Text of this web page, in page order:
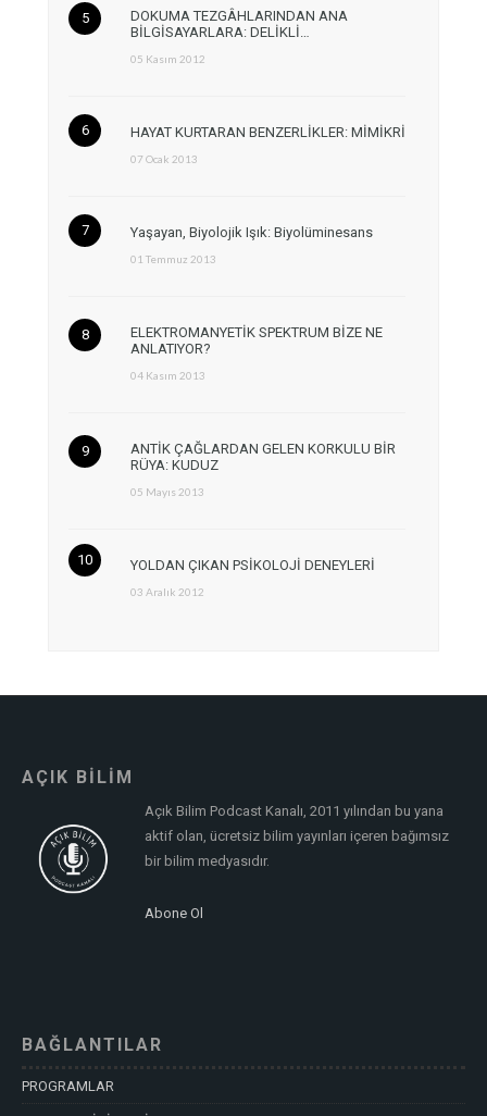
DOKUMA TEZGÂHLARINDAN ANA
BİLGİSAYARLARA: DELİKLİ…
05 Kasım 2012
HAYAT KURTARAN BENZERLİKLER: MİMİKRİ
07 Ocak 2013
Yaşayan, Biyolojik Işık: Biyolüminesans
01 Temmuz 2013
ELEKTROMANYETİK SPEKTRUM BİZE NE
ANLATIYOR?
04 Kasım 2013
ANTİK ÇAĞLARDAN GELEN KORKULU BİR
RÜYA: KUDUZ
05 Mayıs 2013
YOLDAN ÇIKAN PSİKOLOJİ DENEYLERİ
03 Aralık 2012
AÇIK BİLİM
Açık Bilim Podcast Kanalı, 2011 yılından bu yana
aktif olan, ücretsiz bilim yayınları içeren bağımsız
bir bilim medyasıdır.
Abone Ol
BAĞLANTILAR
PROGRAMLAR